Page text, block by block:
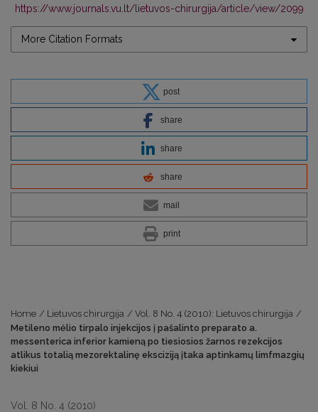
https://www.journals.vu.lt/lietuvos-chirurgija/article/view/2099
More Citation Formats
post
share
share
share
mail
print
Home / Lietuvos chirurgija / Vol. 8 No. 4 (2010): Lietuvos chirurgija /
Metileno mėlio tirpalo injekcijos į pašalinto preparato a.
messenterica inferior kamieną po tiesiosios žarnos rezekcijos
atlikus totalią mezorektalinę eksciziją įtaka aptinkamų limfmazgių
kiekiui
Vol. 8 No. 4 (2010)